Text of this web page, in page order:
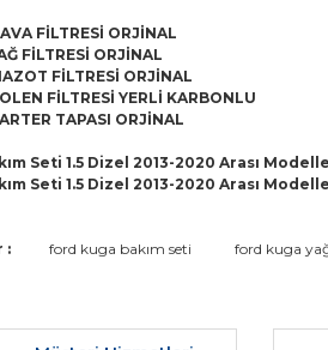
FİLTRESİ ORJİNAL
FİLTRESİ ORJİNAL
FİLTRESİ ORJİNAL
FİLTRESİ YERLİ KARBONLU
TAPASI ORJİNAL
Seti 1.5 Dizel 2013-2020 Arası
Seti 1.5 Dizel 2013-2020 Arası
fiyat bilgisi, resim, ürün
resmi kalitesiz, bozuk veya
: ford kuga bakım seti ford kuga